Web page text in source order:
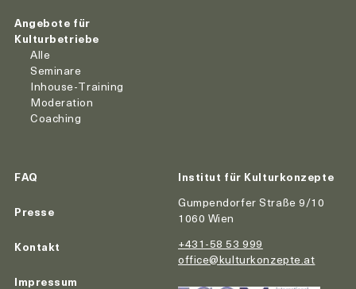
Angebote für
Kulturbetriebe
Alle
Seminare
Inhouse-Training
Moderation
Coaching
FAQ
Presse
Kontakt
Impressum
Institut für Kulturkonzepte
Gumpendorfer Straße 9/10
1060 Wien
+431-58 53 999
office@kulturkonzepte.at